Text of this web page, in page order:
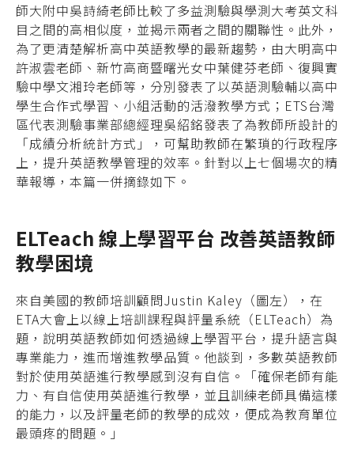
師大附中吳詩綺老師比較了多益測驗與學測大考英文科
目之間的高相似度，並揭示兩者之間的關聯性。此外，
為了更清楚解析高中英語教學的最新趨勢，由大明高中
許淑雲老師、新竹高商暨曙光女中葉健芬老師、復興實
驗中學文湘玲老師等，分別發表了以英語測驗輔以高中
學生合作式學習、小組活動的活潑教學方式；ETS台灣
區代表測驗事業部總經理吳紹銘發表了為教師所設計的
「成績分析統計方式」，可幫助教師在繁瑣的行政程序
上，提升英語教學管理的效率。針對以上七個場次的精
華報導，本篇一併摘錄如下。
ELTeach 線上學習平台 改善英語教師
教學困境
來自美國的教師培訓顧問Justin Kaley（圖左），在
ETA大會上以線上培訓課程與評量系統（ELTeach）為
題，說明英語教師如何透過線上學習平台，提升語言與
專業能力，進而增進教學品質。他談到，多數英語教師
對於使用英語進行教學感到沒有自信。「確保老師有能
力、有自信使用英語進行教學，並且訓練老師具備這樣
的能力，以及評量老師的教學的成效，便成為教育單位
最頭疼的問題。」